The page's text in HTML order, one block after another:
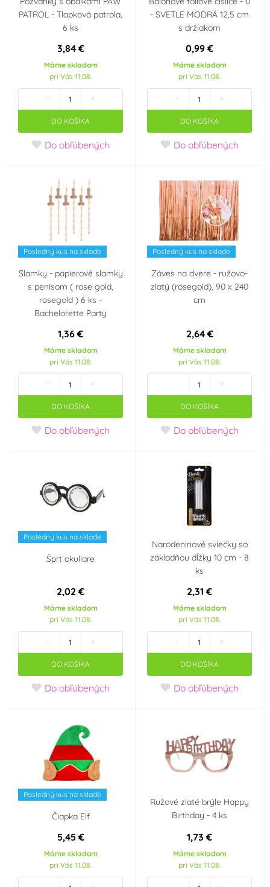
PATROL - Tlapková patrola,
6 ks
3,84 €
Máme skladom
pri Vás 11.08.
- +
DO KOŠÍKA
Do obľúbených
- SVETLE MODRÁ 12,5 cm
s držiakom
0,99 €
Máme skladom
pri Vás 11.08.
- +
DO KOŠÍKA
Do obľúbených
Posledný kus na sklade
Slamky - papierové slamky
s penisom ( rose gold,
rosegold ) 6 ks -
Bachelorette Party
1,36 €
Máme skladom
pri Vás 11.08.
- +
DO KOŠÍKA
Do obľúbených
Posledný kus na sklade
Záves na dvere - ružovo-
zlatý (rosegold), 90 x 240
cm
2,64 €
Máme skladom
pri Vás 11.08.
- +
DO KOŠÍKA
Do obľúbených
Posledný kus na sklade
Šprt okuliare
2,02 €
Máme skladom
pri Vás 11.08.
- +
DO KOŠÍKA
Do obľúbených
Narodeninové sviečky so
základňou dĺžky 10 cm - 8
ks
2,31 €
Máme skladom
pri Vás 11.08.
- +
DO KOŠÍKA
Do obľúbených
Posledný kus na sklade
Čiapka Elf
5,45 €
Máme skladom
pri Vás 11.08.
Ružové zlaté brýle Happy
Birthday - 4 ks
1,73 €
Máme skladom
pri Vás 11.08.